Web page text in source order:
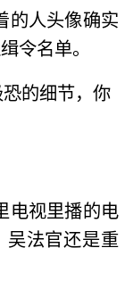
的人头像确实
令名单。
电视里播的电
吴法官还是重